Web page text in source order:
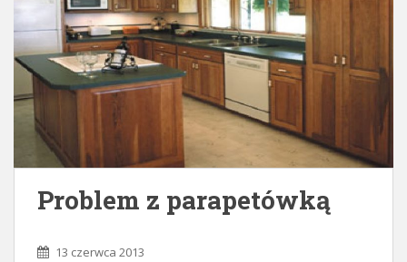
Problem z parapetówką
13 czerwca 2013